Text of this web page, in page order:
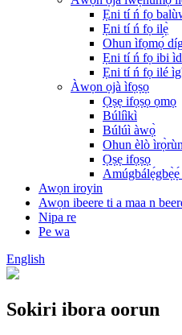
Ẹni tí ń fọ
Ẹni tí ń fọ ilẹ̀
Ohun ìfọmọ́
Ẹni tí ń fọ ibi
Ẹni tí ń fọ ilé
Àwọn ọjà ìfọṣọ
Ọṣẹ ifọṣọ ọmọ
Búlíìkì
Búlúì àwọ̀
Ohun èlò
Ọṣẹ ifọṣọ
Awọn iroyin
Awọn ibeere ti a maa n
Nipa re
Pe wa
English
Sokiri ibora oorun